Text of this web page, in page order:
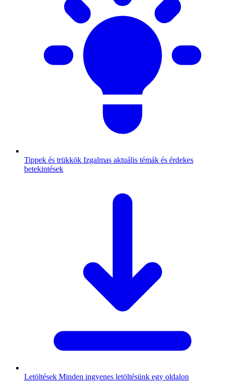
Tippek és trükkök Izgalmas aktuális témák és érdekes
betekintések
Letöltések Minden ingyenes letöltésünk egy oldalon